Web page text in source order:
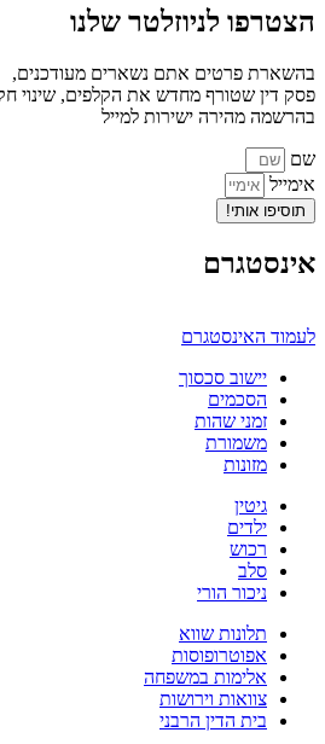
הצטרפו לניוזלטר שלנו
בהשארת פרטים אתם נשארים מעודכנים,
פסק דין שטורף מחדש את הקלפים, שינוי
בהרשמה מהירה ישירות למייל
שם
אימייל
תוסיפו אותי!
אינסטגרם
לעמוד האינסטגרם
יישוב סכסוך
הסכמים
זמני שהות
משמורת
מזונות
גיטין
ילדים
רכוש
סלב
ניכור הורי
תלונות שווא
אפוטרופוסות
אלימות במשפחה
צוואות וירושות
בית הדין הרבני